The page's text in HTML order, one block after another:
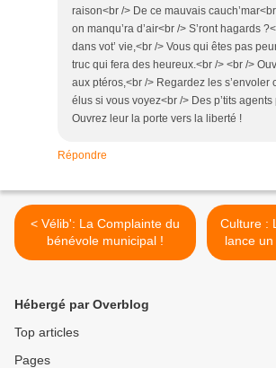
raison<br /> De ce mauvais
on manqu’ra d’air<br /> S’ront hagards
dans vot’ vie,<br /> Vous qui êtes pas
truc qui fera des heureux.<br /> <br />
aux ptéros,<br /> Regardez les s’envoler
élus si vous voyez<br /> Des p’tits
Ouvrez leur la porte vers la liberté !
Répondre
< Vélib': La Complainte du
bénévole municipal !
Culture :
lance un
Hébergé par Overblog
Top articles
Pages